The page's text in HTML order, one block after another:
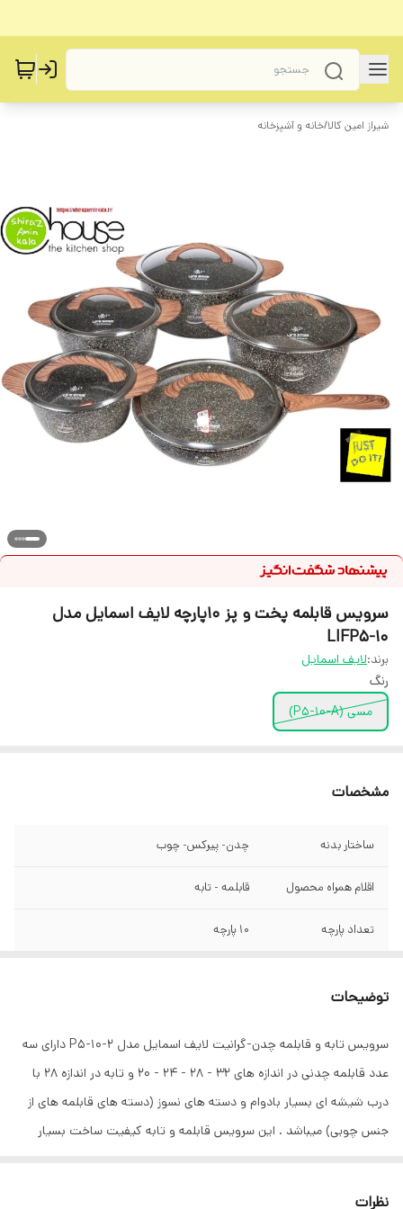
شیراز امین کالا/خانه و آشپزخانه
سرویس قابلمه پخت و پز 10پارچه لایف اسمایل مدل
LIFP5-10
برند:لایف اسمایل
رنگ
مسی (P5-10-A)
مشخصات
ساختار بدنه چدن- پیرکس- چوب
اقلام همراه محصول قابلمه - تابه
تعداد پارچه 10 پارچه
توضیحات
سرویس تابه و قابلمه چدن-گرانیت لایف اسمایل مدل P5-10-2 دارای سه
عدد قابلمه چدنی در اندازه های 32 - 28 - 24 - 20 و تابه در اندازه 28 با
درب شیشه ای بسیار بادوام و دسته های نسوز (دسته های قابلمه های از
جنس چوبی) میباشد . این سرویس قابلمه و تابه کیفیت ساخت بسیار
نظرات